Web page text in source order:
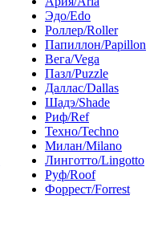
Эдо/Edo
Роллер/Roller
Папиллон/Papillon
Вега/Vega
Пазл/Puzzle
Даллас/Dallas
Шадэ/Shade
Риф/Ref
Техно/Techno
Милан/Milano
Линготто/Lingotto
Руф/Roof
Форрест/Forrest